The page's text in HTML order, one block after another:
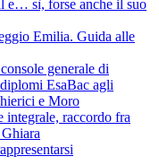
e… sì, forse anche il suo
Emilia. Guida alle
generale di
EsaBac agli
e Moro
integrale, raccordo fra